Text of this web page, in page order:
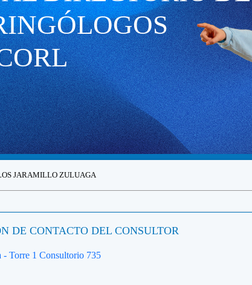
JARAMILLO ZULUAGA
DE CONTACTO DEL CONSULTOR
Torre 1 Consultorio 735